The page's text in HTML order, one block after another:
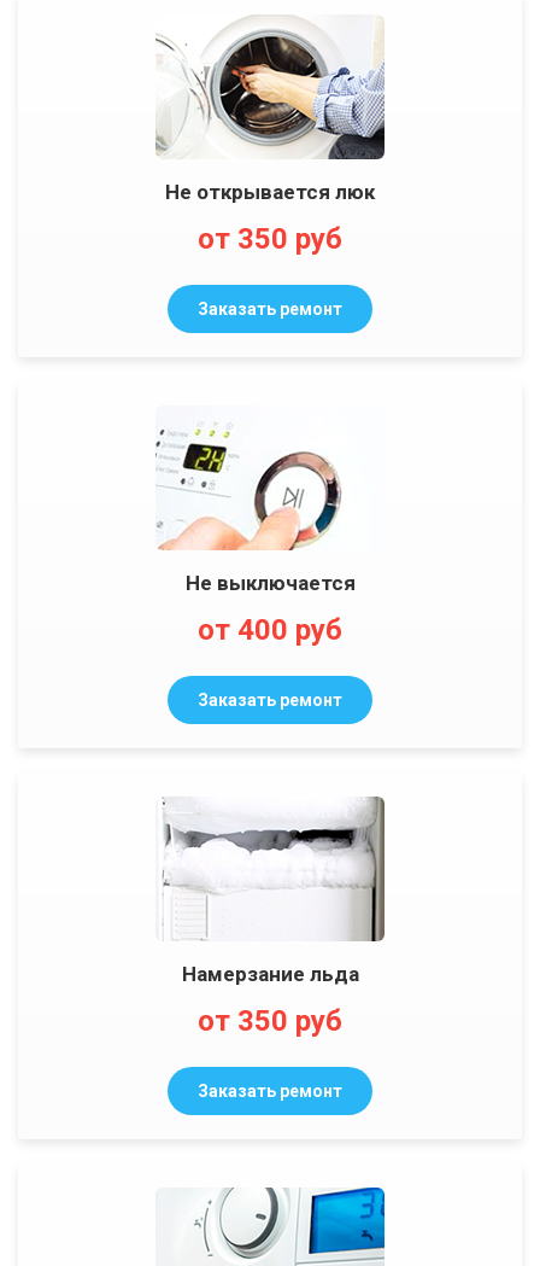
Не открывается люк
от 350 руб
Заказать ремонт
Не выключается
от 400 руб
Заказать ремонт
Намерзание льда
от 350 руб
Заказать ремонт